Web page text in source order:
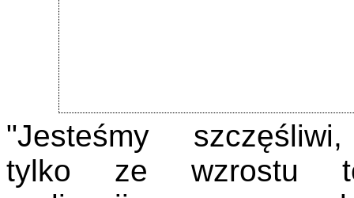
"Jesteśmy
tylko ze wzrostu